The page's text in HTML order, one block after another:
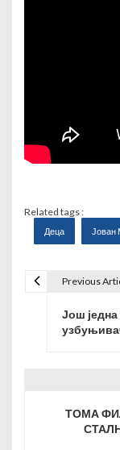
Related tags :
Деца Јован
Previous
Још
ТОМА